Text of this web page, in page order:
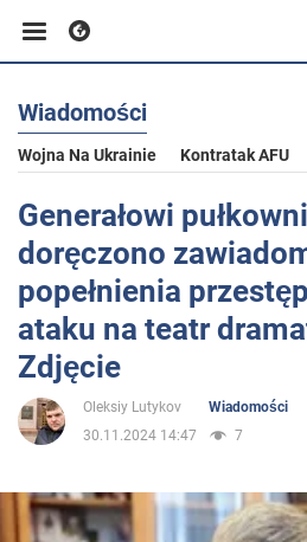
Biznes
Sport
Rozrywka
Życie
Polityka
Społeczeństwo
Wiadomości
Wojna Na Ukrainie Kontratak AFU
Generałowi
doręczono
popełnienia
ataku na teatr
Zdjęcie
Oleksiy Lutykov
Wiadomości
30.11.2024 14:47
7